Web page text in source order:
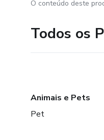
O conteúdo deste
Todos os
Animais e Pets
Pet